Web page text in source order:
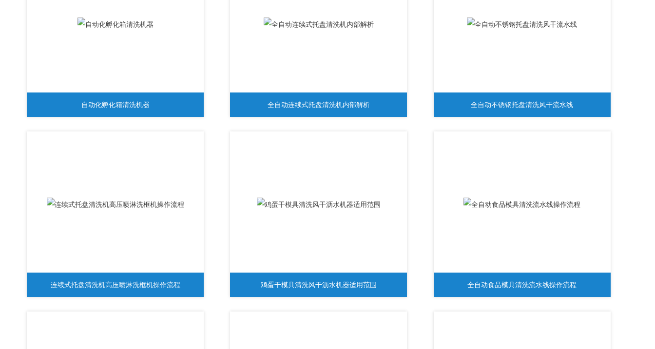
自动化孵化箱清洗机器 全自动连续式托盘清洗机内部解析 全自动不锈钢托盘清洗风干流水线
连续式托盘清洗机高压喷淋洗框机操作流程 鸡蛋干模具清洗风干沥水机器适用范围 全自动食品模具清洗流水线操作流程